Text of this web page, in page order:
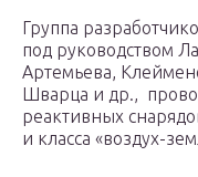
Группа
под руководством
Артемьева,
Шварца и др.,
реактивных
и класса «воздух-